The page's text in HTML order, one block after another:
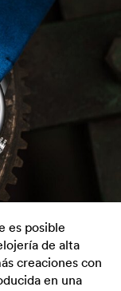
es posible
de alta
creaciones con
en una